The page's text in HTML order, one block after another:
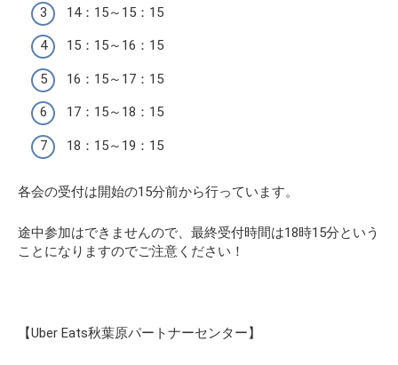
14：15～15：15
15：15～16：15
16：15～17：15
17：15～18：15
18：15～19：15
各会の受付は開始の15分前から行っています。
途中参加はできませんので、最終受付時間は18時15分という
ことになりますのでご注意ください！
【Uber Eats秋葉原パートナーセンター】